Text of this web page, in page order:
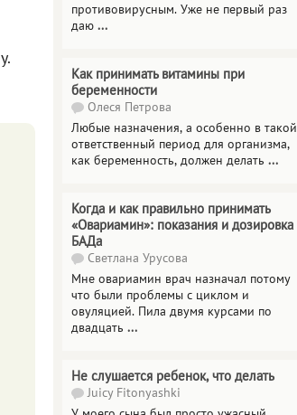
противовирусным. Уже не первый раз
даю ...
Как принимать витамины при
беременности
Олеся Петрова
Любые назначения, а особенно в такой
ответственный период для организма,
как беременность, должен делать ...
Когда и как правильно принимать
«Овариамин»: показания и дозировка
БАДа
Светлана Урусова
Мне овариамин врач назначал потому
что были проблемы с циклом и
овуляцией. Пила двумя курсами по
двадцать ...
Не слушается ребенок, что делать
Juicy Fitonyashki